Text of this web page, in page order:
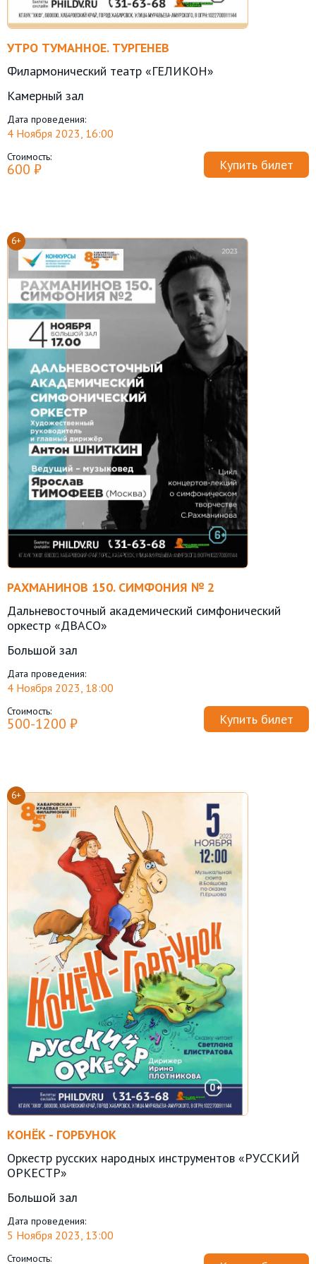
УТРО ТУМАННОЕ. ТУРГЕНЕВ
Филармонический театр «ГЕЛИКОН»
Камерный зал
Дата проведения:
4 Ноября 2023, 16:00
Стоимость:
600 ₽ Купить билет
6+
РАХМАНИНОВ 150. СИМФОНИЯ № 2
Дальневосточный академический симфонический
оркестр «ДВАСО»
Большой зал
Дата проведения:
4 Ноября 2023, 18:00
Стоимость:
500-1200 ₽ Купить билет
6+
КОНЁК - ГОРБУНОК
Оркестр русских народных инструментов «РУССКИЙ
ОРКЕСТР»
Большой зал
Дата проведения:
5 Ноября 2023, 13:00
Стоимость: